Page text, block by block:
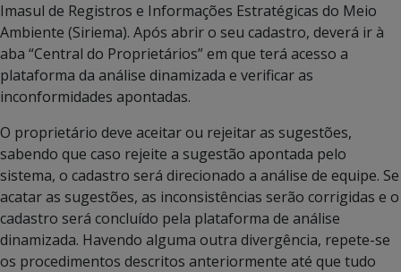
Imasul de Registros e Informações Estratégicas do Meio
Ambiente (Siriema). Após abrir o seu cadastro, deverá ir à
aba “Central do Proprietários” em que terá acesso a
plataforma da análise dinamizada e verificar as
inconformidades apontadas.
O proprietário deve aceitar ou rejeitar as sugestões,
sabendo que caso rejeite a sugestão apontada pelo
sistema, o cadastro será direcionado a análise de equipe. Se
acatar as sugestões, as inconsistências serão corrigidas e o
cadastro será concluído pela plataforma de análise
dinamizada. Havendo alguma outra divergência, repete-se
os procedimentos descritos anteriormente até que tudo